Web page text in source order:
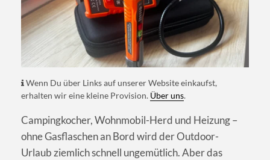
Wenn Du über Links auf unserer Website einkaufst,
erhalten wir eine kleine Provision. Über uns.
Campingkocher, Wohnmobil-Herd und Heizung –
ohne Gasflaschen an Bord wird der Outdoor-
Urlaub ziemlich schnell ungemütlich. Aber das